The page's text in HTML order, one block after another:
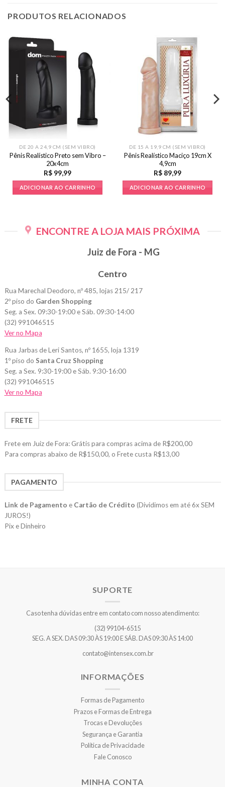
PRODUTOS RELACIONADOS
DE 20 A 24,9 CM (SEM VIBRO)
Pênis Realístico Preto sem Vibro –
20x4cm
R$ 99,99
ADICIONAR AO CARRINHO
DE 15 A 19,9 CM (SEM VIBRO)
Pênis Realístico Maciço 19cm X
4,9cm
R$ 89,99
ADICIONAR AO CARRINHO
ENCONTRE A LOJA MAIS PRÓXIMA
Juiz de Fora - MG
Centro
Rua Marechal Deodoro, nº 485, lojas 215/ 217
2º piso do Garden Shopping
Seg. a Sex. 09:30-19:00 e Sáb. 09:30-14:00
(32) 991046515
Ver no Mapa
Rua Jarbas de Leri Santos, nº 1655, loja 1319
1º piso do Santa Cruz Shopping
Seg. a Sex. 9:30-19:00 e Sáb. 9:30-16:00
(32) 991046515
Ver no Mapa
FRETE
Frete em Juiz de Fora: Grátis para compras acima de R$200,00
Para compras abaixo de R$150,00, o Frete custa R$13,00
PAGAMENTO
Link de Pagamento e Cartão de Crédito (Dividimos em até 6x SEM
JUROS!)
Pix e Dinheiro
SUPORTE
Caso tenha dúvidas entre em contato com nosso atendimento:
(32) 99104-6515
SEG. A SEX. DAS 09:30 ÀS 19:00 E SÁB. DAS 09:30 ÀS 14:00
contato@intensex.com.br
INFORMAÇÕES
Formas de Pagamento
Prazos e Formas de Entrega
Trocas e Devoluções
Segurança e Garantia
Política de Privacidade
Fale Conosco
MINHA CONTA